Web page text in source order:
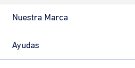
Nuestra Marca
Ayudas